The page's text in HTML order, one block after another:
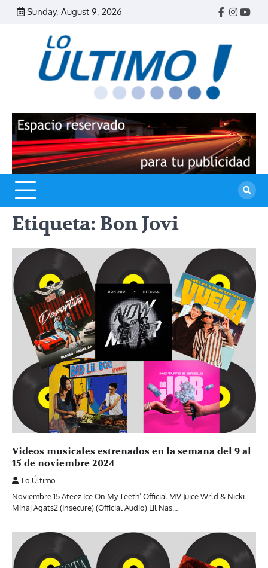
Skip
Sunday, August 9, 2026
Facebook
Etiqueta: Bon Jovi
Videos musicales estrenados en la semana del 9 al
15 de noviembre 2024
Lo Último
Noviembre 15 Ateez Ice On My Teeth’ Official MV Juice Wrld & Nicki
Minaj Agats2 (Insecure) (Official Audio) Lil Nas…